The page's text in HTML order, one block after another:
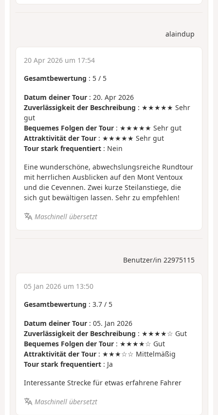
alaindup
20 Apr 2026 um 17:54
Gesamtbewertung : 5 / 5
Datum deiner Tour : 20. Apr 2026
Zuverlässigkeit der Beschreibung : ★★★★★ Sehr
gut
Bequemes Folgen der Tour : ★★★★★ Sehr gut
Attraktivität der Tour : ★★★★★ Sehr gut
Tour stark frequentiert : Nein
Eine wunderschöne, abwechslungsreiche Rundtour
mit herrlichen Ausblicken auf den Mont Ventoux
und die Cevennen. Zwei kurze Steilanstiege, die
sich gut bewältigen lassen. Sehr zu empfehlen!
Maschinell übersetzt
Benutzer/in 22975115
05 Jan 2026 um 13:50
Gesamtbewertung : 3.7 / 5
Datum deiner Tour : 05. Jan 2026
Zuverlässigkeit der Beschreibung : ★★★★☆ Gut
Bequemes Folgen der Tour : ★★★★☆ Gut
Attraktivität der Tour : ★★★☆☆ Mittelmäßig
Tour stark frequentiert : Ja
Interessante Strecke für etwas erfahrene Fahrer
Maschinell übersetzt